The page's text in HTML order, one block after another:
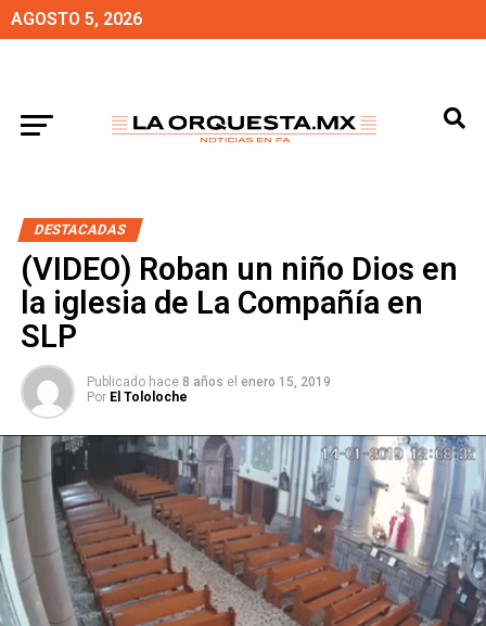
AGOSTO 5, 2026
DESTACADAS
(VIDEO) Roban un niño Dios en
la iglesia de La Compañía en
SLP
Publicado hace 8 años el enero 15, 2019
Por El Tololoche